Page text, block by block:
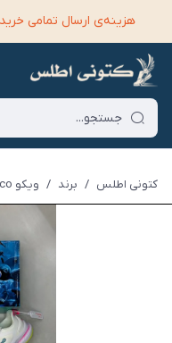
هزینه‌ی ارسال تمامی
کتونی اطلس / برند / ویکو Vico